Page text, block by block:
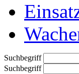
Suchbegriff
Suchbegriff